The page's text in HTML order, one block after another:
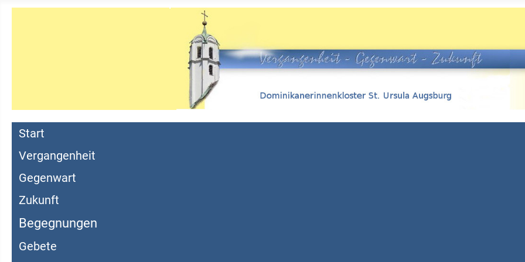
Start
Vergangenheit
Gegenwart
Zukunft
Begegnungen
Gebete